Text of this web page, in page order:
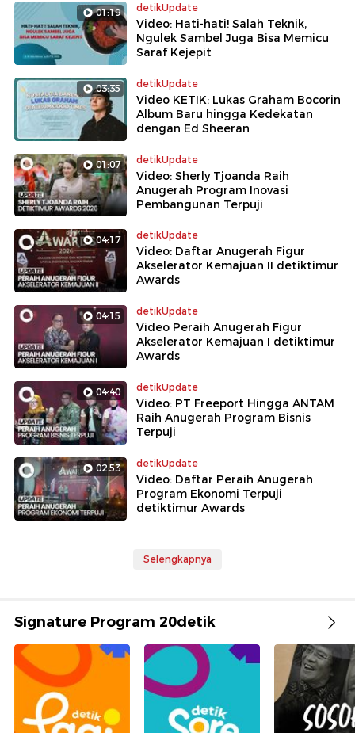
01:19 detikUpdate
Video: Hati-hati! Salah Teknik,
Ngulek Sambel Juga Bisa Memicu
Saraf Kejepit
03:35 detikUpdate
Video KETIK: Lukas Graham Bocorin
Album Baru hingga Kedekatan
dengan Ed Sheeran
01:07 detikUpdate
Video: Sherly Tjoanda Raih
Anugerah Program Inovasi
Pembangunan Terpuji
04:17 detikUpdate
Video: Daftar Anugerah Figur
Akselerator Kemajuan II detiktimur
Awards
04:15 detikUpdate
Video Peraih Anugerah Figur
Akselerator Kemajuan I detiktimur
Awards
04:40 detikUpdate
Video: PT Freeport Hingga ANTAM
Raih Anugerah Program Bisnis
Terpuji
02:53 detikUpdate
Video: Daftar Peraih Anugerah
Program Ekonomi Terpuji
detiktimur Awards
Selengkapnya
Signature Program 20detik